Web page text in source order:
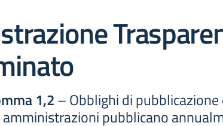
1,2– Obblighi di
pubblicano